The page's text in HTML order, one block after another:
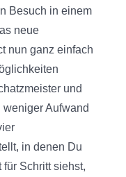
Besuch in einem
neue
nun ganz einfach
und
Aufwand
in denen Du
Schritt siehst,